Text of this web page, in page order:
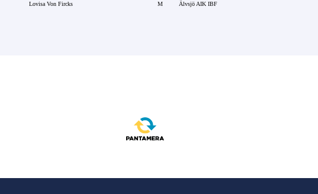
Lovisa Von Fircks M Älvsjö AIK IBF